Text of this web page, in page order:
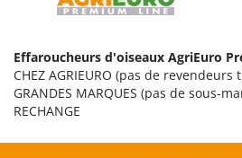
Aspirateurs à cendres
Aspirateurs de piscine
Aspirateurs Multifonctions
Atomiseurs agricoles pour
Atomiseurs pour traitements
Airmec
ALA 2000
Alce
Alpina
Ama
Effaroucheurs d'oiseaux AgriEuro
CHEZ AGRIEURO (pas de revendeurs
GRANDES MARQUES (pas de sous-
RECHANGE